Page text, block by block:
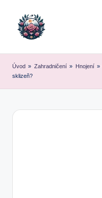
Úvod » Zahradničení » Hnojení »
sklizeň?